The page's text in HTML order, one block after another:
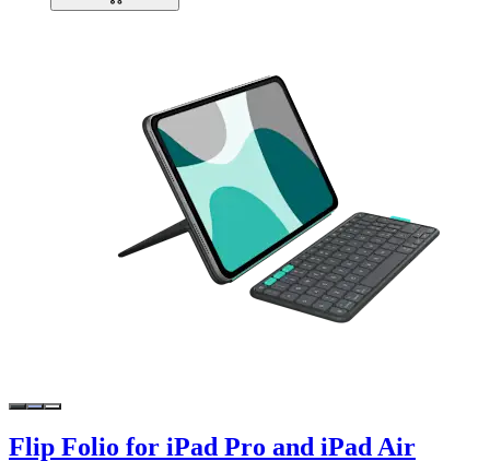
Flip Folio for iPad Pro and iPad Air